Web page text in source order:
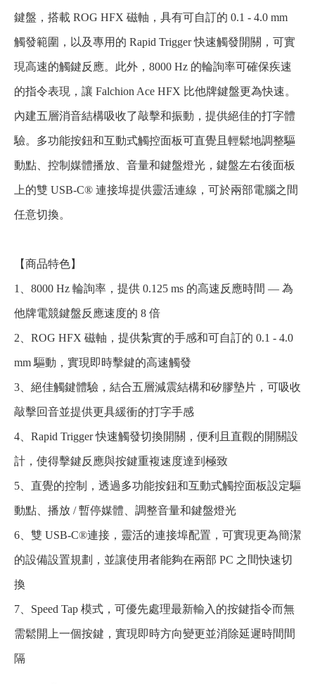
鍵盤，搭載 ROG HFX 磁軸，具有可自訂的 0.1 - 4.0 mm
觸發範圍，以及專用的 Rapid Trigger 快速觸發開關，可實
現高速的觸鍵反應。此外，8000 Hz 的輪詢率可確保疾速
的指令表現，讓 Falchion Ace HFX 比他牌鍵盤更為快速。
內建五層消音結構吸收了敲擊和振動，提供絕佳的打字體
驗。多功能按鈕和互動式觸控面板可直覺且輕鬆地調整驅
動點、控制媒體播放、音量和鍵盤燈光，鍵盤左右後面板
上的雙 USB-C® 連接埠提供靈活連線，可於兩部電腦之間
任意切換。
【商品特色】
1、8000 Hz 輪詢率，提供 0.125 ms 的高速反應時間 — 為
他牌電競鍵盤反應速度的 8 倍
2、ROG HFX 磁軸，提供紮實的手感和可自訂的 0.1 - 4.0
mm 驅動，實現即時擊鍵的高速觸發​
3、絕佳觸鍵體驗，結合五層減震結構和矽膠墊片，可吸收
敲擊回音並提供更具緩衝的打字手感​
4、Rapid Trigger 快速觸發切換開關，便利且直觀的開關設
計，使得擊鍵反應與按鍵重複速度達到極致​
5、直覺的控制，透過多功能按鈕和互動式觸控面板設定驅
動點、播放 / 暫停媒體、調整音量和鍵盤燈光​
6、雙 USB-C®連接，靈活的連接埠配置，可實現更為簡潔
的設備設置規劃，並讓使用者能夠在兩部 PC 之間快速切
換
7、Speed Tap 模式，可優先處理最新輸入的按鍵指令而無
需鬆開上一個按鍵，實現即時方向變更並消除延遲時間間
隔​